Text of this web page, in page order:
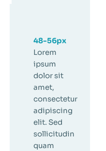
48-56px
Lorem
ipsum
dolor sit
amet,
consectetur
adipiscing
elit. Sed
sollicitudin
quam